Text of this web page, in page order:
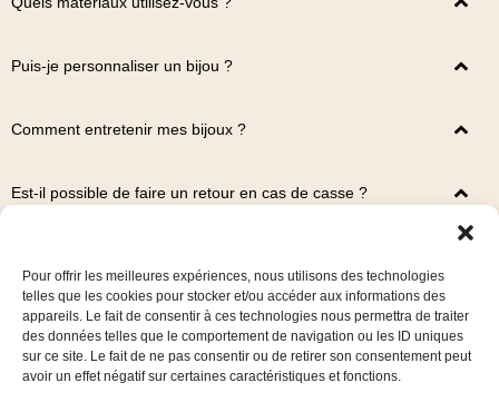
Pour offrir les meilleures expériences, nous utilisons des technologies
telles que les cookies pour stocker et/ou accéder aux informations des
appareils. Le fait de consentir à ces technologies nous permettra de traiter
des données telles que le comportement de navigation ou les ID uniques
sur ce site. Le fait de ne pas consentir ou de retirer son consentement peut
avoir un effet négatif sur certaines caractéristiques et fonctions.
Puis-je personnaliser un bijou ?
Comment entretenir mes bijoux ?
Est-il possible de faire un retour en cas de casse ?